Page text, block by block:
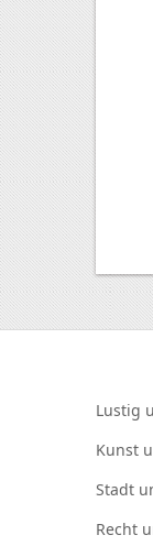
Lustig
Kunst
Stadt
Recht